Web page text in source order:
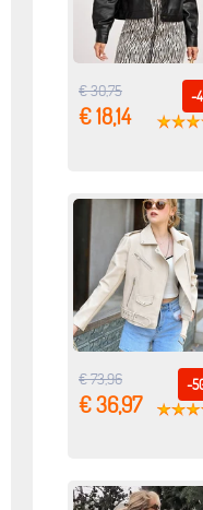
-
€ 30,75
€ 18,14
-
€ 73,96
€ 36,97